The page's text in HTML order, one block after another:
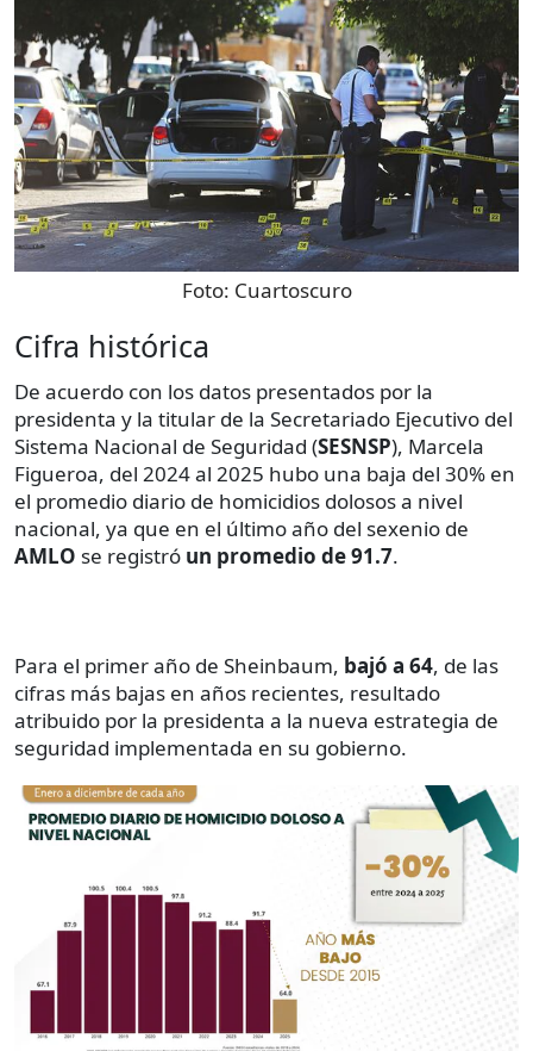
Foto: Cuartoscuro
Cifra histórica
De acuerdo con los datos presentados por la
presidenta y la titular de la Secretariado Ejecutivo del
Sistema Nacional de Seguridad (SESNSP), Marcela
Figueroa, del 2024 al 2025 hubo una baja del 30% en
el promedio diario de homicidios dolosos a nivel
nacional, ya que en el último año del sexenio de
AMLO se registró un promedio de 91.7.
Para el primer año de Sheinbaum, bajó a 64, de las
cifras más bajas en años recientes, resultado
atribuido por la presidenta a la nueva estrategia de
seguridad implementada en su gobierno.